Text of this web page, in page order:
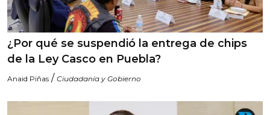
¿Por qué se suspendió la entrega de chips
de la Ley Casco en Puebla?
Anaid Piñas / Ciudadanía y Gobierno